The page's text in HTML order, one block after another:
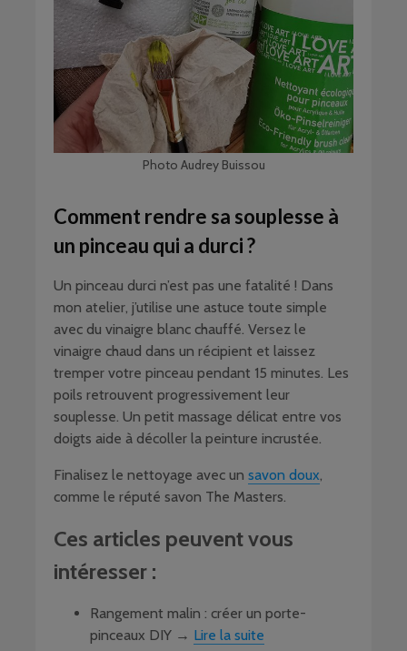
Photo Audrey Buissou
Comment rendre sa souplesse à
un pinceau qui a durci ?
Un pinceau durci n’est pas une fatalité ! Dans
mon atelier, j’utilise une astuce toute simple
avec du vinaigre blanc chauffé. Versez le
vinaigre chaud dans un récipient et laissez
tremper votre pinceau pendant 15 minutes. Les
poils retrouvent progressivement leur
souplesse. Un petit massage délicat entre vos
doigts aide à décoller la peinture incrustée.
Finalisez le nettoyage avec un savon doux,
comme le réputé savon The Masters.
Ces articles peuvent vous
intéresser :
Rangement malin : créer un porte-
pinceaux DIY → Lire la suite